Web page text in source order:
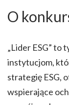
O
„Lider ESG” to
instytucjom,
strategię ESG,
wspierające